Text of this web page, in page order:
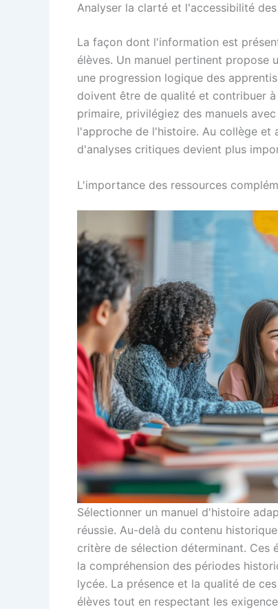
Analyser la clarté et l'accessibilité
La façon dont l'information est
élèves. Un manuel pertinent propose
une progression logique des
doivent être de qualité et contribuer
primaire, privilégiez des manuels
l'approche de l'histoire. Au collège et
d'analyses critiques devient plus
L'importance des ressources
Sélectionner un manuel d'histoire
réussie. Au-delà du contenu
critère de sélection déterminant. Ces
la compréhension des périodes
lycée. La présence et la qualité de
élèves tout en respectant les